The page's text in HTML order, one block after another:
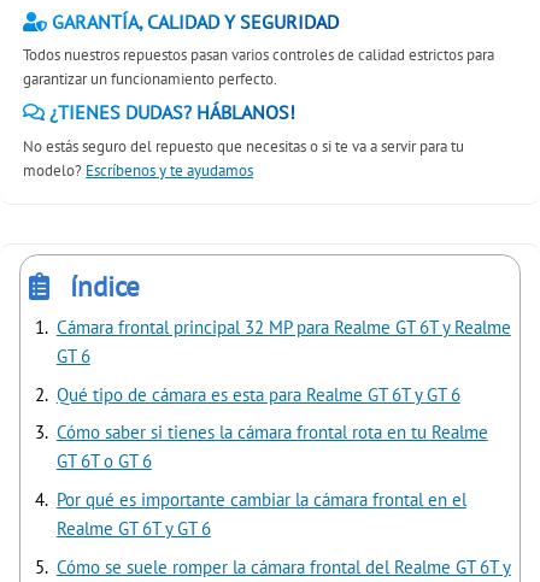
GARANTÍA, CALIDAD Y SEGURIDAD
Todos nuestros repuestos pasan varios controles de calidad estrictos para
garantizar un funcionamiento perfecto.
¿TIENES DUDAS? HÁBLANOS!
No estás seguro del repuesto que necesitas o si te va a servir para tu
modelo? Escríbenos y te ayudamos
índice
Cámara frontal principal 32 MP para Realme GT 6T y Realme
GT 6
Qué tipo de cámara es esta para Realme GT 6T y GT 6
Cómo saber si tienes la cámara frontal rota en tu Realme
GT 6T o GT 6
Por qué es importante cambiar la cámara frontal en el
Realme GT 6T y GT 6
Cómo se suele romper la cámara frontal del Realme GT 6T y